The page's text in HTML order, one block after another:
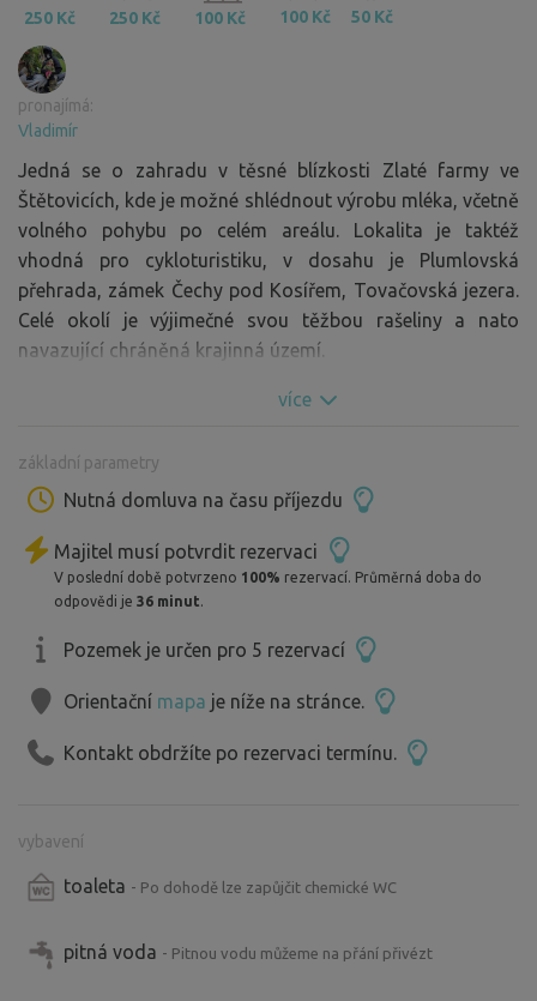
250 Kč 250 Kč 100 Kč 100 Kč 50 Kč
pronajímá:
Vladimír
Jedná se o zahradu v těsné blízkosti Zlaté farmy ve
Štětovicích, kde je možné shlédnout výrobu mléka, včetně
volného pohybu po celém areálu. Lokalita je taktéž
vhodná pro cykloturistiku, v dosahu je Plumlovská
přehrada, zámek Čechy pod Kosířem, Tovačovská jezera.
Celé okolí je výjimečné svou těžbou rašeliny a nato
navazující chráněná krajinná území.
více
základní parametry
Nutná domluva na času příjezdu
Majitel musí potvrdit rezervaci
V poslední době potvrzeno 100% rezervací. Průměrná doba do
odpovědi je36 minut.
Pozemek je určen pro 5 rezervací
Orientační mapa je níže na stránce.
Kontakt obdržíte po rezervaci termínu.
vybavení
toaleta - Po dohodě lze zapůjčit chemické WC
pitná voda - Pitnou vodu můžeme na přání přivézt